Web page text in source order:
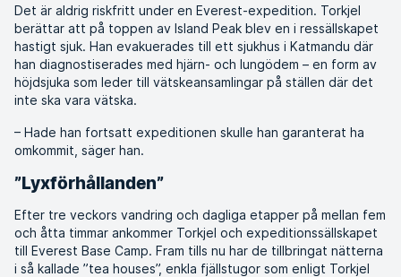
Det är aldrig riskfritt under en Everest-expedition. Torkjel
berättar att på toppen av Island Peak blev en i ressällskapet
hastigt sjuk. Han evakuerades till ett sjukhus i Katmandu där
han diagnostiserades med hjärn- och lungödem – en form av
höjdsjuka som leder till vätskeansamlingar på ställen där det
inte ska vara vätska.
– Hade han fortsatt expeditionen skulle han garanterat ha
omkommit, säger han.
”Lyxförhållanden”
Efter tre veckors vandring och dagliga etapper på mellan fem
och åtta timmar ankommer Torkjel och expeditionssällskapet
till Everest Base Camp. Fram tills nu har de tillbringat nätterna
i så kallade ”tea houses”, enkla fjällstugor som enligt Torkjel